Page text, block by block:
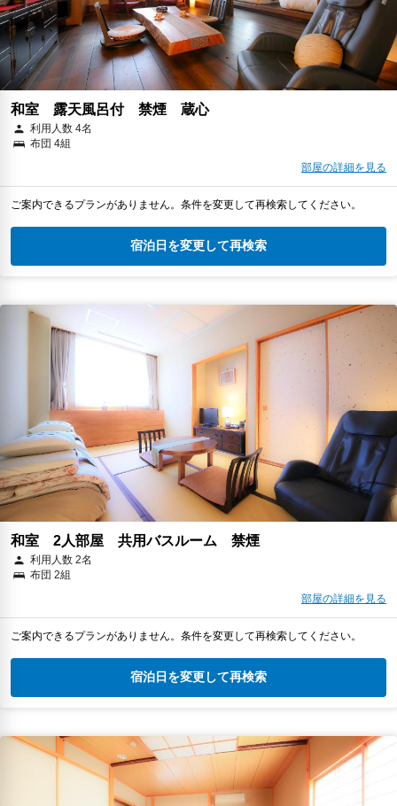
和室 露天風呂付 禁煙 蔵心
利用人数 4名
布団 4組
部屋の詳細を見る
ご案内できるプランがありません。条件を変更して再検索してください。
宿泊日を変更して再検索
和室 2人部屋 共用バスルーム 禁煙
利用人数 2名
布団 2組
部屋の詳細を見る
ご案内できるプランがありません。条件を変更して再検索してください。
宿泊日を変更して再検索